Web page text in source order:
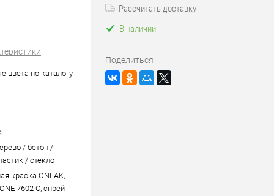
цвета по каталогу
/ бетон /
/ стекло
краска ONLAK,
7602 C, спрей
Рассчитать доставку
В наличии
Поделиться